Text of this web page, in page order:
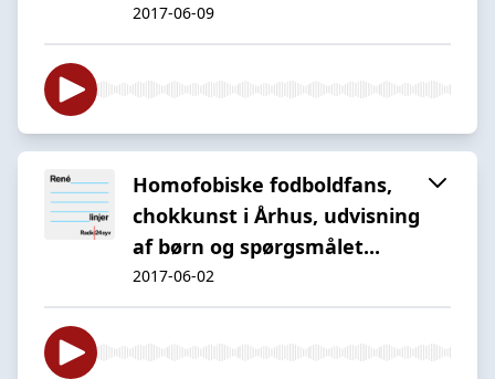
2017-06-09
Homofobiske fodboldfans,
chokkunst i Århus, udvisning
af børn og spørgsmålet...
2017-06-02